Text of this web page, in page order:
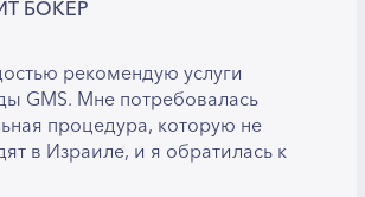
БОКЕР
рекомендую услуги
GMS. Мне потребовалась
процедура, которую не
в Израиле, и я обратилась к